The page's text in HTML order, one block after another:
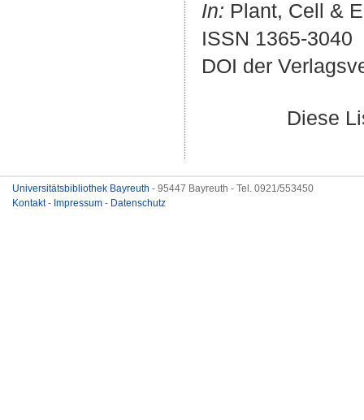
In: Plant, Cell &
ISSN 1365-3040
DOI der
Diese
Universitätsbibliothek Bayreuth - 95447 Bayreuth - Tel. 0921/553450
Kontakt- Impressum - Datenschutz